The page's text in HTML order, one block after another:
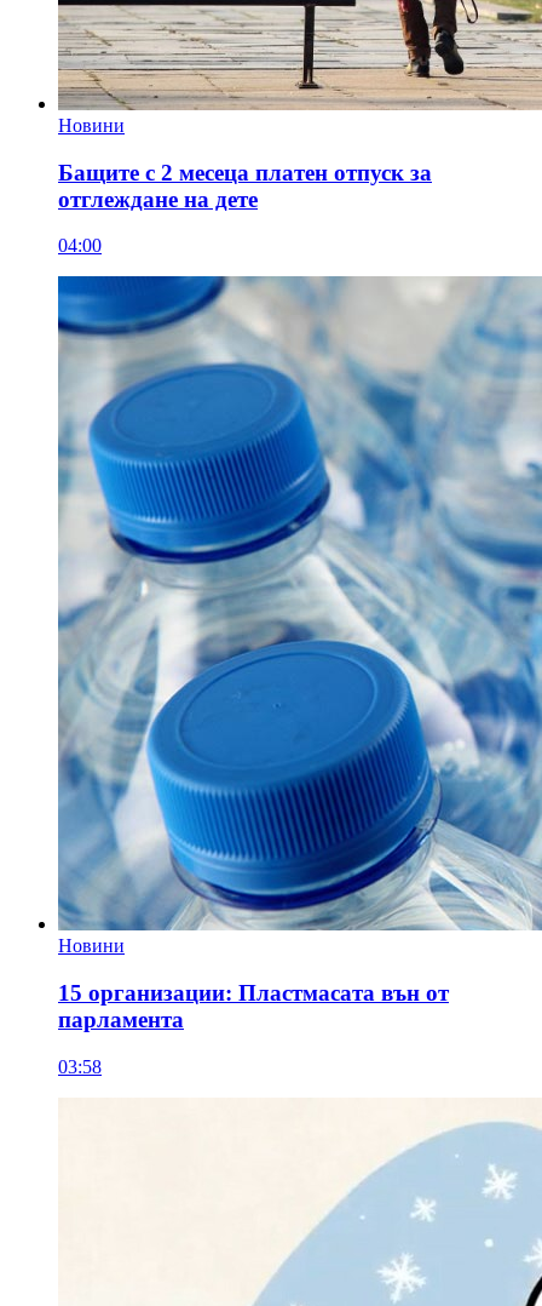
Новини
Бащите с 2 месеца платен отпуск за
отглеждане на дете
04:00
Новини
15 организации: Пластмасата вън от
парламента
03:58